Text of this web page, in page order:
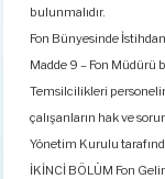
bulunmalıdır.
Fon Bünyesinde
Madde 9 – Fon Müdürü
Temsilcilikleri
çalışanların hak ve
Yönetim Kurulu
İKİNCİ BÖLÜM Fon